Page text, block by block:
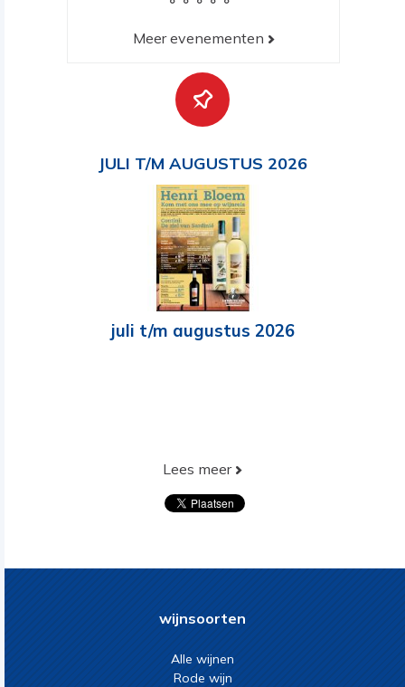
Meer evenementen
JULI T/M AUGUSTUS 2026
juli t/m augustus 2026
Lees meer
wijnsoorten
Alle wijnen
Rode wijn